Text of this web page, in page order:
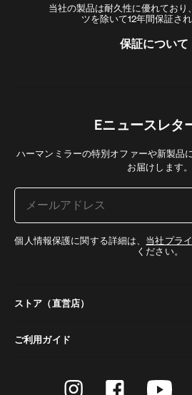
当社の製品は耐久性に優れており
ツを除いて12年間保証され
保証について
Eニュースレタ
ハーマンミラーの特別オファーや新製品
お届けします。
個人情報保護に関する詳細は、 当社プラ
ください。
ストア（直営店）
ご利用ガイド